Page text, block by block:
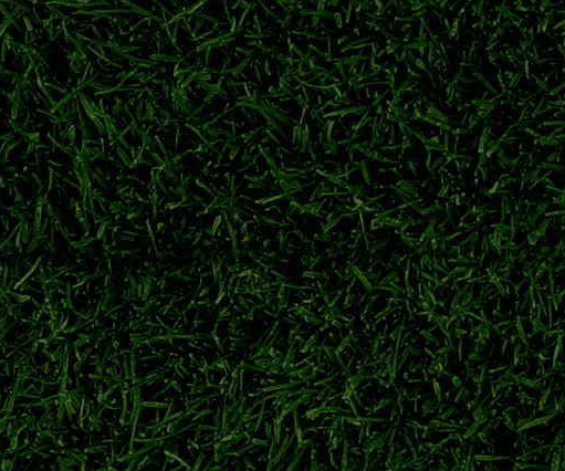
投入季前热身备战。球队积极调整阵容，目标在跨年赛季争夺亚冠参赛席位。
横滨水手 日职联 j1联赛 日职联季前热身
箭补强中场
本中场川村拓梦离开萨尔茨堡红牛，永久转会重返广岛三箭，旅欧球员回归J联
川村拓梦 广岛三箭 日职联转会 萨尔茨堡红牛
中场，全力冲刺下半程联赛
绿茵签下实力派中场柴户海，充实中场轮换厚度，备战联赛下半程关键赛程。
东京绿茵 东京绿茵转会 东京绿茵补强 日职联夏窗
补强防线冲击日职联冠军
卫广濑陆斗，球员从神户胜利船重返老东家。经验丰富的本土后卫加盟，助力球